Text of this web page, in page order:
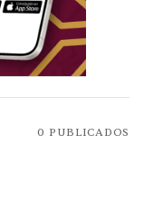
0 PUBLICADOS